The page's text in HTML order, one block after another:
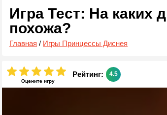
Игра Тест: На каких
похожа?
Главная / Игры Принцессы Диснея
Оцените игру
Рейтинг: 4.5